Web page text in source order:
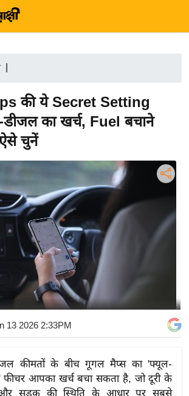
की ये Secret Setting
डीजल का खर्च, Fuel बचाने
चुनें
13 2026 2:33PM
कीमतों के बीच गूगल मैप्स का 'फ्यूल-
फीचर आपका खर्च बचा सकता है, जो दूरी के
और सड़क की स्थिति के आधार पर सबसे